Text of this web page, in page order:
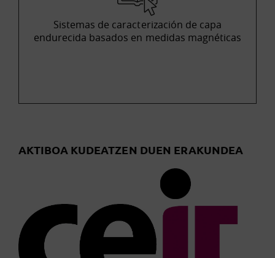
Sistemas de caracterización de capa
endurecida basados en medidas magnéticas
AKTIBOA KUDEATZEN DUEN ERAKUNDEA